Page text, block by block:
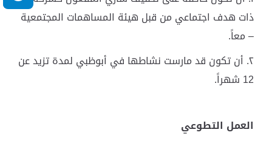
ذات هدف اجتماعي من قبل هيئة المساهمات المجتمعية
– معاً.
أن تكون قد مارست نشاطها في أبوظبي لمدة تزيد عن
12 شهراً.
العمل التطوعي